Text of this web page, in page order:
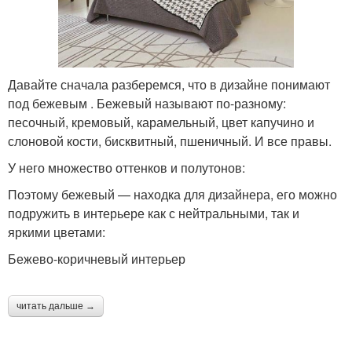
Давайте сначала разберемся, что в дизайне понимают
под бежевым . Бежевый называют по-разному:
песочный, кремовый, карамельный, цвет капучино и
слоновой кости, бисквитный, пшеничный. И все правы.
У него множество оттенков и полутонов:
Поэтому бежевый — находка для дизайнера, его можно
подружить в интерьере как с нейтральными, так и
яркими цветами:
Бежево-коричневый интерьер
читать дальше →